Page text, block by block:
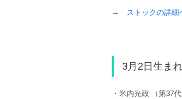
→ ストックの詳細
3月2日生ま
・米内光政 （第37